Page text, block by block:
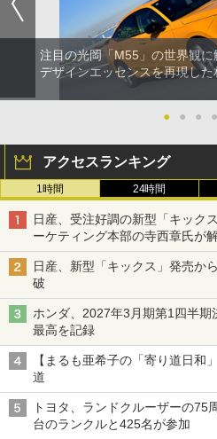
注目の光岡「M55」の世界観
デザインエッセンスを再現し
● ● ● ●
アクセスランキング
1時間 24時間
日産、受注好調の新型「キック
ーケティング本部の寺西章氏が
日産、新型「キックス」発売か
破
ホンダ、2027年3月期第1四半
最高を記録
【まるも亜希子の「寄り道日和
道
トヨタ、ランドクルーザーの75
台のランクルと425名が参加